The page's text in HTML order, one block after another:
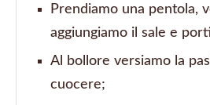
Prendiamo una pentola,
aggiungiamo il sale e
Al bollore versiamo la
cuocere;